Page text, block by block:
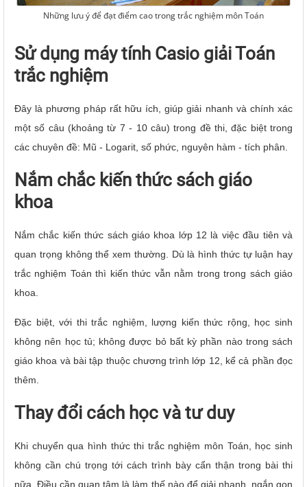
Những lưu ý để đạt điểm cao trong trắc nghiệm môn Toán
Sử dụng máy tính Casio giải Toán
trắc nghiệm
Đây là phương pháp rất hữu ích, giúp giải nhanh và chính xác
một số câu (khoảng từ 7 - 10 câu) trong đề thi, đặc biệt trong
các chuyên đề: Mũ - Logarit, số phức, nguyên hàm - tích phân.
Nắm chắc kiến thức sách giáo
khoa
Nắm chắc kiến thức sách giáo khoa lớp 12 là việc đầu tiên và
quan trọng không thể xem thường. Dù là hình thức tự luận hay
trắc nghiệm Toán thì kiến thức vẫn nằm trong trong sách giáo
khoa.
Đặc biệt, với thi trắc nghiệm, lượng kiến thức rộng, học sinh
không nên học tủ; không được bỏ bất kỳ phần nào trong sách
giáo khoa và bài tập thuộc chương trình lớp 12, kể cả phần đọc
thêm.
Thay đổi cách học và tư duy
Khi chuyển qua hình thức thi trắc nghiệm môn Toán, học sinh
không cần chú trọng tới cách trình bày cẩn thận trong bài thi
nữa. Điều cần quan tâm là làm thế nào để giải nhanh, ngắn gọn